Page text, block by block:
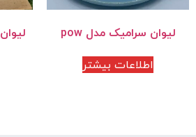
لیوان سرامیک مدل pow
اطلاعات بیشتر